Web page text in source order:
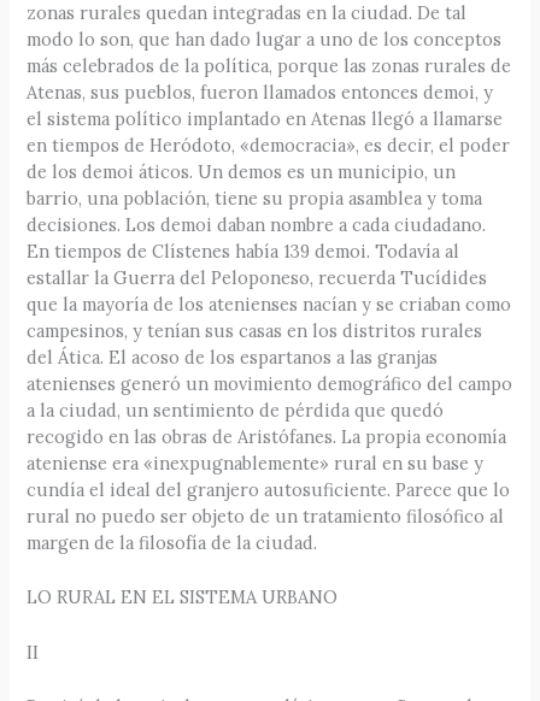
zonas rurales quedan integradas en la ciudad. De tal
modo lo son, que han dado lugar a uno de los conceptos
más celebrados de la política, porque las zonas rurales de
Atenas, sus pueblos, fueron llamados entonces demoi, y
el sistema político implantado en Atenas llegó a llamarse
en tiempos de Heródoto, «democracia», es decir, el poder
de los demoi áticos. Un demos es un municipio, un
barrio, una población, tiene su propia asamblea y toma
decisiones. Los demoi daban nombre a cada ciudadano.
En tiempos de Clístenes había 139 demoi. Todavía al
estallar la Guerra del Peloponeso, recuerda Tucídides
que la mayoría de los atenienses nacían y se criaban como
campesinos, y tenían sus casas en los distritos rurales
del Ática. El acoso de los espartanos a las granjas
atenienses generó un movimiento demográfico del campo
a la ciudad, un sentimiento de pérdida que quedó
recogido en las obras de Aristófanes. La propia economía
ateniense era «inexpugnablemente» rural en su base y
cundía el ideal del granjero autosuficiente. Parece que lo
rural no puedo ser objeto de un tratamiento filosófico al
margen de la filosofía de la ciudad.
LO RURAL EN EL SISTEMA URBANO
II